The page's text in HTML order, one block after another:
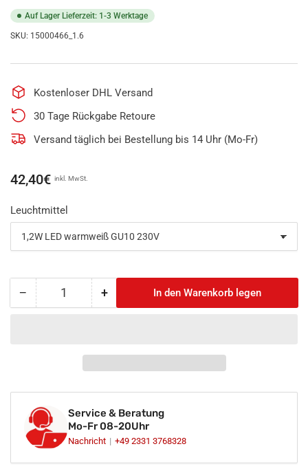
Auf Lager Lieferzeit: 1-3 Werktage
SKU: 15000466_1.6
Kostenloser DHL Versand
30 Tage Rückgabe Retoure
Versand täglich bei Bestellung bis 14 Uhr (Mo-Fr)
Normaler
42,40€ inkl. MwSt.
Leuchtmittel
− Menge
Wandleuchte
1-
flammig
IP44
Anzahl +Menge
Wandleuchte
Edelstahl
1-
flammig
IP44
In den Warenkorb legen
Service & Beratung
Mo-Fr 08-20Uhr
Nachricht +49 2331 3768328